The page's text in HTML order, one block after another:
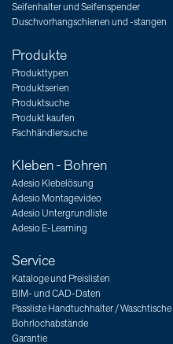
Seifenhalter und Seifenspender
Duschvorhangschienen und -stangen
Produkte
Produkttypen
Produktserien
Produktsuche
Produkt kaufen
Fachhändlersuche
Kleben - Bohren
Adesio Klebelösung
Adesio Montagevideo
Adesio Untergrundliste
Adesio E-Learning
Service
Kataloge und Preislisten
BIM- und CAD-Daten
Passliste Handtuchhalter / Waschtische
Bohrlochabstände
Garantie